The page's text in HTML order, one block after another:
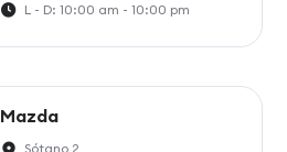
L - D: 10:00 am - 10:00 pm
Mazda
Sótano 2